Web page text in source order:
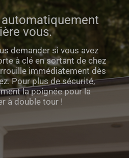
vous.
demander si vous avez
à clé en sortant de chez
immédiatement dès
Pour plus de sécurité,
la poignée pour la
à double tour !